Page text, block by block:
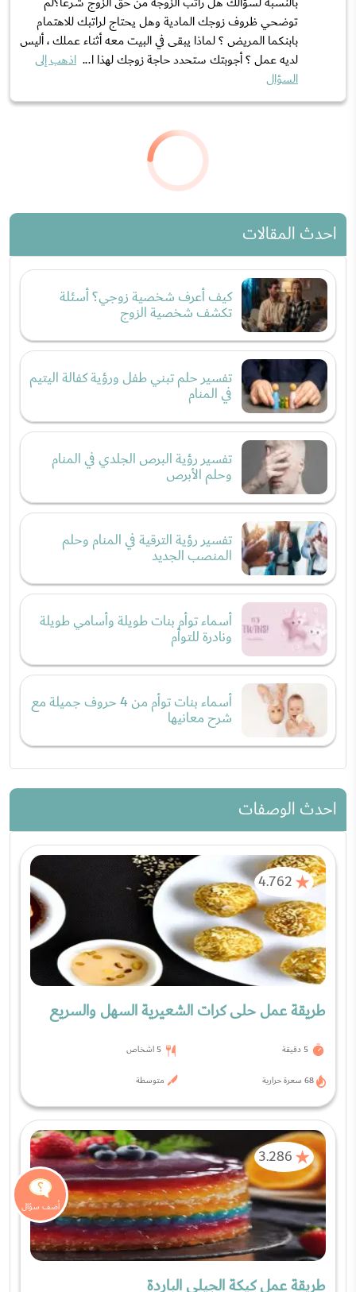
توضحي ظروف زوجك المادية وهل يحتاج لراتبك للاهتمام
بابنكما المريض ؟ لماذا يبقى في البيت معه أثناء عملك ، أليس
لديه عمل ؟ أجوبتك ستحدد حاجة زوجك لهذا ا... اذهب إلى
السؤال
هل ابتعد عن أم زوجي بسبب الأذى والمشاكل
التي تسببت لي بهم
تاريخ النشر:16-06-2022
38 إجابات
0
0
0 شارك
اعاني من مشكل عائلي خاص بأم زوجي تزوجت بعقلية العيش في
ظل عائلة حلمي اعيش وسطهم حاولت بكل الطرق ادخل وسطهم
ام زوجي لا تحب في كل مناسبة اطلب من زوجي الذهاب لهم هو
يرفض يعرف جوهم وتفكيرهم وانا لا استسلم في المولد النبوي
الشريف والعيد الكبير والصغير اذهب لهم مع الهدايا والحلوى
والاكل والفرحة ابقى عند...اذهب إلى السؤال
أخصائية علم النفس والتثقيف الصحي ميساء النحلاوي
أنت امرأة طيبة وكريمة الاخلاق فأنت تتحملين تصرفات والدة
زوجك أكثر من أولادها ولكن لا تحملي نفسك فوق طاقتك
بينما أولادها لا يكترثون بك وبظروفك. ما دمت قد استقبلتها
في بيتك خصصي لها مدبرة منزل تعتني به...
السؤال
من مجهول
زوجي هددني بالقتل وشتمني بأبشع الشتائم إن لم
اعد الى البيت
قضايا اسرية
تاريخ النشر:16-06-2022
40 إجابات
هددني بالقتل وشتمني باقصى الشتائم أن لم ارجع للبيت متزوجه
مند سنه تقريبا ولم أكن مقتنعه به طول هاده الفتره وانا افكر
بالطلاق لاكنني لا أعرف من اين سابد فزوجي رجل بشوش وبيتوتي
ولاكنه يعاني من العصبيه الزاىده ومن الانانيه وحتى البخل في
اتجاه الغير ويقول لي بأنني عجوز رغم انني رفضته في بداية الزواج
و...اذهب إلى السؤال
ماذا تنتظرين لتطلبي الطلاق فمستقبلك بعد الانجاب واضح
مع زوج متسلط وظالم وبهذه الاخلاق السيئة. انقذي نفسك
عليك ويمنعك عن رؤية أهلك . ما الذي أضافه ل...
السؤال
من مجهول
أعاني لؤم تصرفات زميلات العمل ومن تنمرهن
مفاتيح السعادة في العمل
تاريخ النشر:16-06-2022
37 إجابات
0
1
0 شارك